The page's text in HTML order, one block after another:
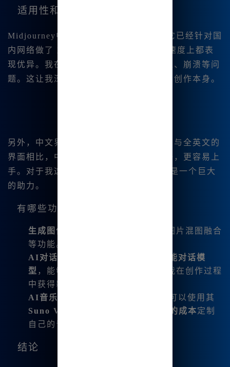
适用性和亲和力
Midjourney中文版非常适合
。它已经针对国
内网络做了
，在稳定性和访问速度上都表
现优异。我在使用时几乎没有遇到过延迟、崩溃等问
题。这让我深感欣慰，因为我可以专注在创作本身。
另外，中文界面的设计也让我倍感亲切。与全英文的
界面相比，中文界面的使用体验无疑更好，更容易上
手。对于我这样的0基础新手而言，无疑是一个巨大
的助力。
有哪些功能？
生成图像
：支持文生图、图生图、图片混图融合
等功能。
AI对话
智能对话模
型 ，能够进行无限制的使用，助力我在创作过程
中获得新的灵感。
AI音乐生成
：除了绘画功能，我还可以使用其
Suno V3.5音乐生成功能
极低的成本定制
自己的音乐作品。
结论